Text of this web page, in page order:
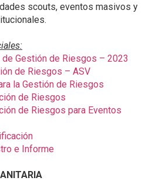
scouts, eventos masivos y
Gestión de Riesgos – 2023
de Riesgos – ASV
la Gestión de Riesgos
de Riesgos
de Riesgos para Eventos
e Informe